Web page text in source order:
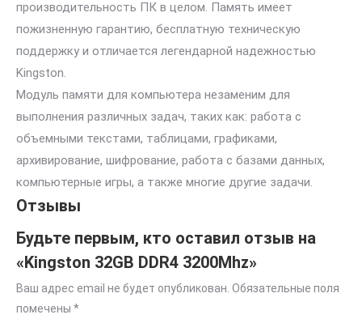
производительность ПК в целом. Память имеет
пожизненную гарантию, бесплатную техническую
поддержку и отличается легендарной надежностью
Kingston.
Модуль памяти для компьютера незаменим для
выполнения различных задач, таких как: работа с
объемными текстами, таблицами, графиками,
архивирование, шифрование, работа с базами данных,
компьютерные игры, а также многие другие задачи.
Отзывы
Будьте первым, кто оставил отзыв на
«Kingston 32GB DDR4 3200Mhz»
Ваш адрес email не будет опубликован. Обязательные поля
помечены *